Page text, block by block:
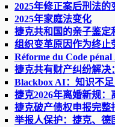
2025年修正案后刑法的
2025年家庭法变化
捷克共和国的亲子鉴定
组织变革原因作为终止
Réforme du Code pénal
捷克共有财产纠纷解决
Blackbox AI：知识不
捷克2026年离婚新规
捷克破产债权申报完整
举报人保护：捷克、德